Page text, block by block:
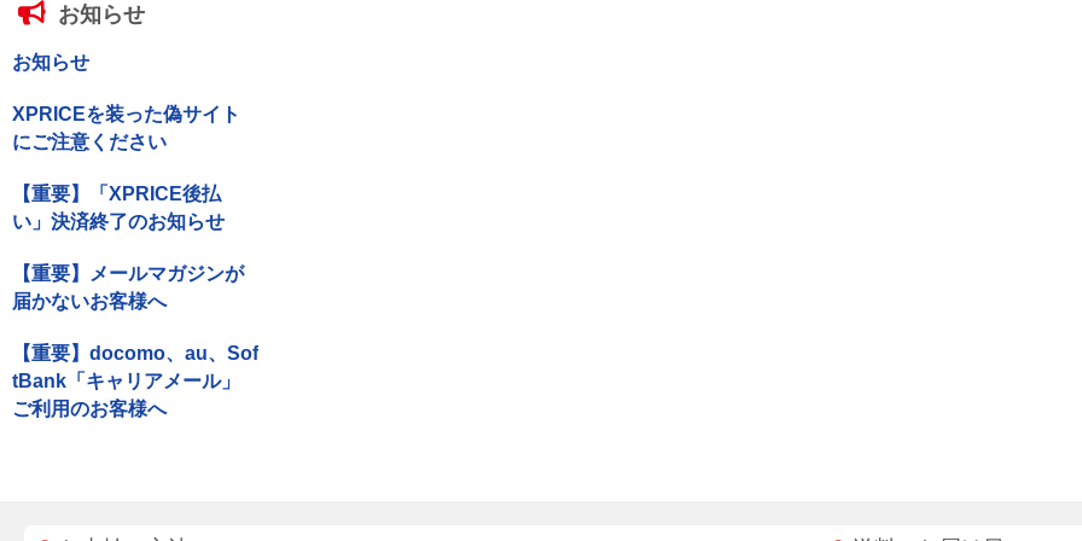
お知らせ
お知らせ
XPRICEを装った偽サイト
にご注意ください
【重要】「XPRICE後払
い」決済終了のお知らせ
【重要】メールマガジンが
届かないお客様へ
【重要】docomo、au、Sof
tBank「キャリアメール」
ご利用のお客様へ